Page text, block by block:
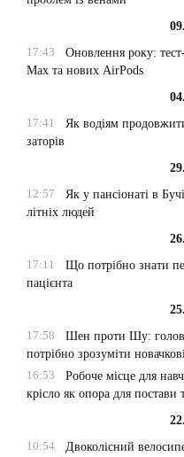
17:43
Оновлення року:
Max та нових AirPods
17:41
Як водіям
заторів
12:57
Як у пансіонаті в
літніх людей
17:11
Що потрібно знати
пацієнта
17:58
Шен проти Шу:
потрібно зрозуміти
16:53
Робоче місце для
крісло як опора для постави
10:54
Двоколісний